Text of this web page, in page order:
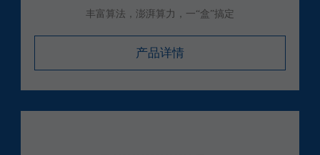
丰富算法，澎湃算力，一“盒”搞定
产品详情